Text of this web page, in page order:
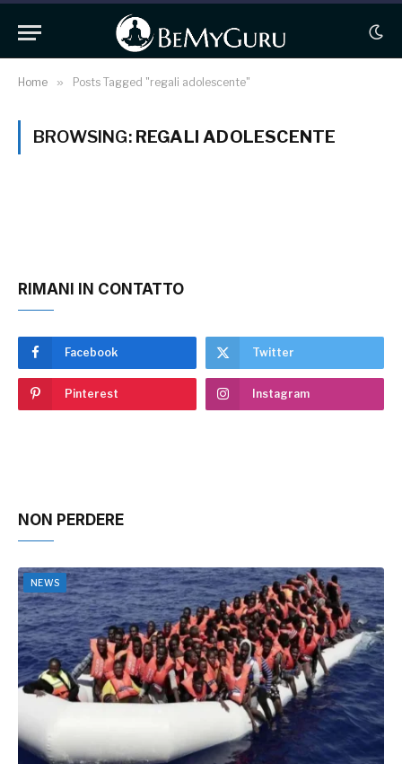
Home » Posts Tagged "regali adolescente"
BROWSING: REGALI ADOLESCENTE
RIMANI IN CONTATTO
Facebook Twitter
Pinterest Instagram
NON PERDERE
NEWS